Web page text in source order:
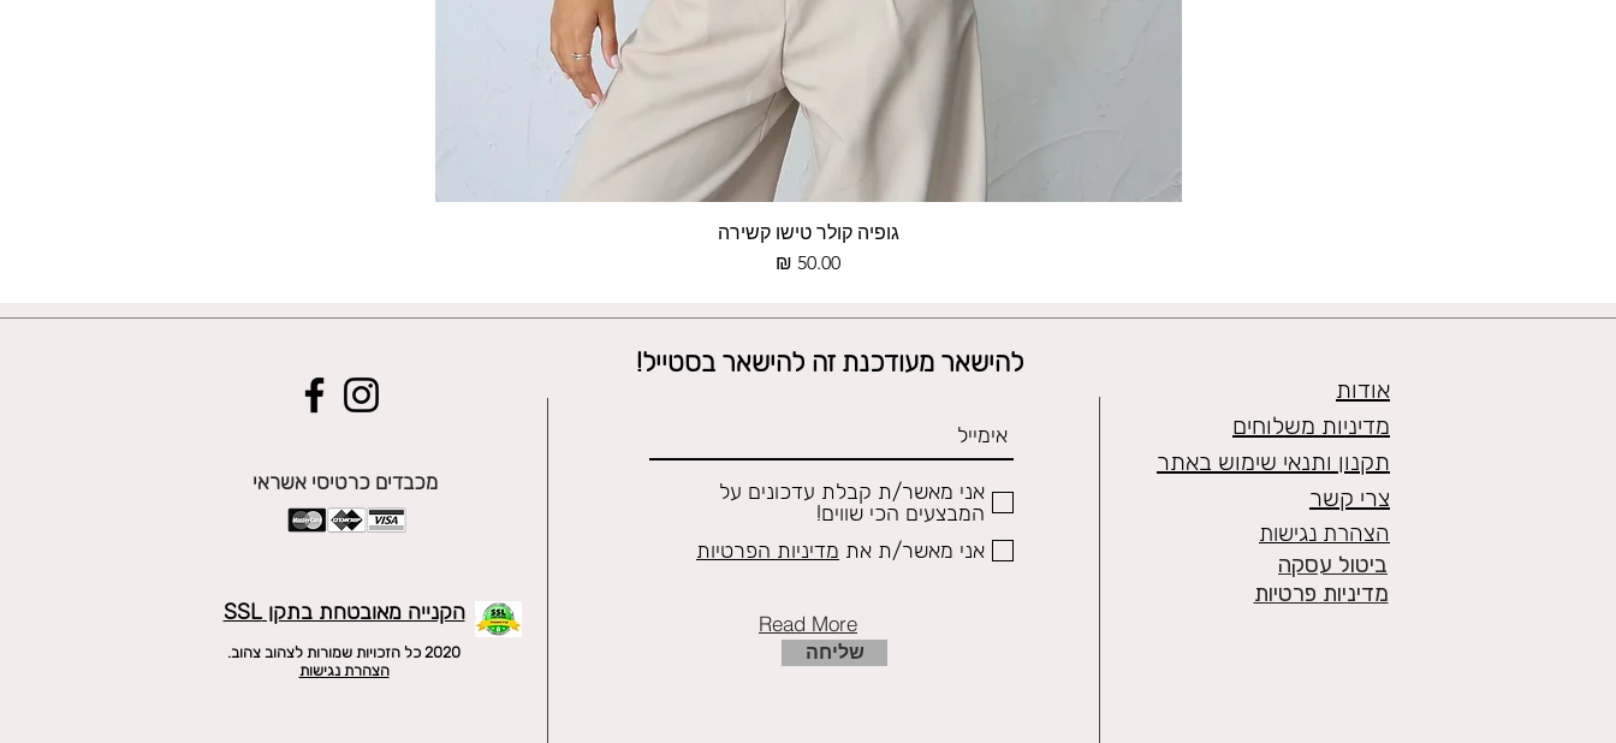
תצוגה מהירה
גופיה קולר טישו קשירה
מחיר
מכבדים כרטיסי אשראי
הקנייה מאובטחת בתקן SSL
2020 כל הזכויות שמורות לצהוב צהוב.
הצהרת נגישות
להישאר מעודכנת זה להישאר בסטייל!
אני מאשר/ת קבלת עדכונים על
המבצעים הכי שווים!
אני מאשר/ת את מדיניות הפרטיות
שליחה
אודות
מדיניות משלוחים
תקנון ותנאי שימוש באתר
צרי קשר
הצהרת נגישות
מדיניות פרטיות
ביטול עסקה
Read More